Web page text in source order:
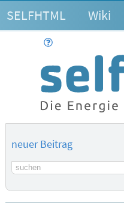
SELFHTML Wiki
neuer Beitrag
Suchbegriff